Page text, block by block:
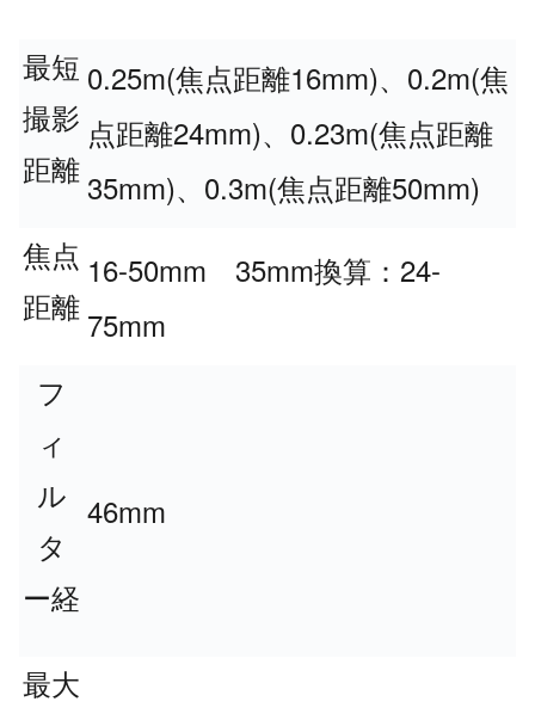
最短
撮影
距離
0.25m(焦点距離16mm)、 0.2m(焦
点距離24mm)、 0.23m(焦点距離
35mm)、 0.3m(焦点距離50mm)
焦点
距離
16-50mm 35mm換算： 24-
75mm
フ
ィ
ル
タ
ー経
46mm
最大